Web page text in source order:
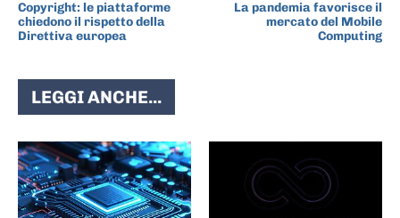
Copyright: le piattaforme
chiedono il rispetto della
Direttiva europea
La pandemia favorisce il
mercato del Mobile
Computing
LEGGI ANCHE...